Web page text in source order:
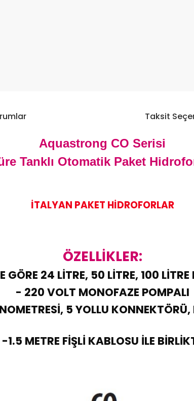
Taksit
Aquastrong CO Serisi
Tanklı Otomatik Paket
İTALYAN PAKET HİDROFORLAR
ÖZELLİKLER:
GÖRE 24 LİTRE, 50 LİTRE, 100
- 220 VOLT MONOFAZE POMPALI
5 YOLLU
-1.5 METRE FİŞLİ KABLOSU İLE